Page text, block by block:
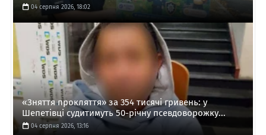
04 серпня 2026, 18:02
«Зняття прокляття» за 354 тисячі гривень: у
Шепетівці судитимуть 50-річну псевдоворожку...
04 серпня 2026, 13:16